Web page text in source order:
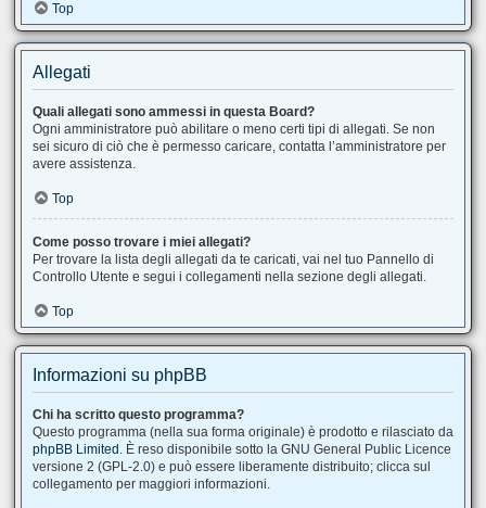
Top
Allegati
Quali allegati sono ammessi in questa Board?
Ogni amministratore può abilitare o meno certi tipi di allegati. Se non
sei sicuro di ciò che è permesso caricare, contatta l’amministratore per
avere assistenza.
Top
Come posso trovare i miei allegati?
Per trovare la lista degli allegati da te caricati, vai nel tuo Pannello di
Controllo Utente e segui i collegamenti nella sezione degli allegati.
Top
Informazioni su phpBB
Chi ha scritto questo programma?
Questo programma (nella sua forma originale) è prodotto e rilasciato da
phpBB Limited . È reso disponibile sotto la GNU General Public Licence
versione 2 (GPL-2.0) e può essere liberamente distribuito; clicca sul
collegamento per maggiori informazioni.